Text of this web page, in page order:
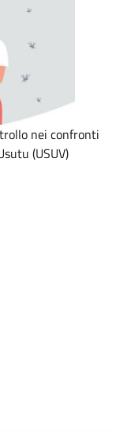
nei confronti
(USUV)